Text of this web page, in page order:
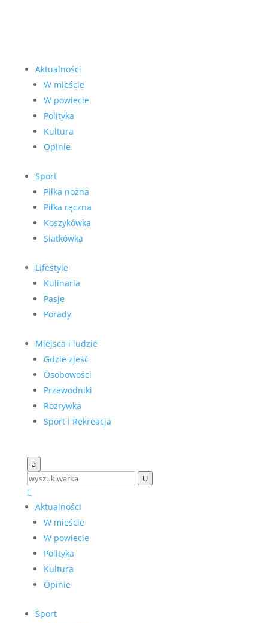
Aktualności
W mieście
W powiecie
Polityka
Kultura
Opinie
Sport
Piłka nożna
Piłka ręczna
Koszykówka
Siatkówka
Lifestyle
Kulinaria
Pasje
Porady
Miejsca i ludzie
Gdzie zjeść
Osobowości
Przewodniki
Rozrywka
Sport i Rekreacja
a
U

Aktualności
W mieście
W powiecie
Polityka
Kultura
Opinie
Sport